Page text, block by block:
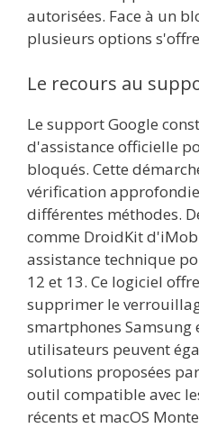
autorisées. Face à un
plusieurs options
Le recours au
Le support Google
d'assistance officielle
bloqués. Cette
vérification
différentes méthodes.
comme DroidKit
assistance technique
12 et 13. Ce logiciel
supprimer le
smartphones Samsung
utilisateurs peuvent
solutions proposées
outil compatible avec
récents et macOS